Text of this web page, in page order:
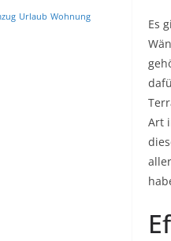
Es
Art
Urlaub Wohnung